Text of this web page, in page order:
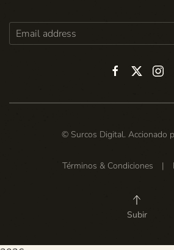
© Surcos Digital. Accionado
Términos & Condiciones |
Subir